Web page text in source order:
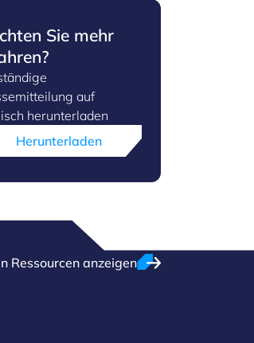
Sie mehr
auf
herunterladen
Herunterladen
Ressourcen anzeigen